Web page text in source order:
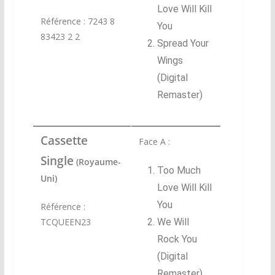
Référence : 7243 8
83423 2 2
Love Will Kill
You
Spread Your
Wings
(Digital
Remaster)
Cassette
Single (Royaume-
Uni)
Référence :
TCQUEEN23
Face A :
Too Much
Love Will Kill
You
We Will
Rock You
(Digital